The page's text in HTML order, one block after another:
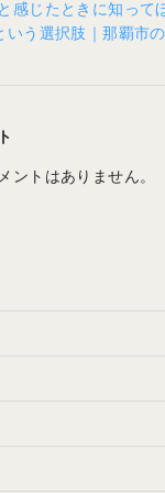
感じたときに知って
いう選択肢｜那覇市
ントはありません。